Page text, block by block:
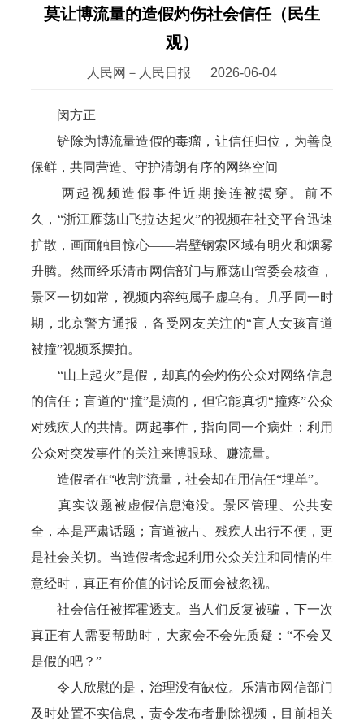
莫让博流量的造假灼伤社会信任（民生
观）
人民网－人民日报 2026-06-04
闵方正
铲除为博流量造假的毒瘤，让信任归位，为善良
保鲜，共同营造、守护清朗有序的网络空间
两起视频造假事件近期接连被揭穿。前不
久，“浙江雁荡山飞拉达起火”的视频在社交平台迅速
扩散，画面触目惊心——岩壁钢索区域有明火和烟雾
升腾。然而经乐清市网信部门与雁荡山管委会核查，
景区一切如常，视频内容纯属子虚乌有。几乎同一时
期，北京警方通报，备受网友关注的“盲人女孩盲道
被撞”视频系摆拍。
“山上起火”是假，却真的会灼伤公众对网络信息
的信任；盲道的“撞”是演的，但它能真切“撞疼”公众
对残疾人的共情。两起事件，指向同一个病灶：利用
公众对突发事件的关注来博眼球、赚流量。
造假者在“收割”流量，社会却在用信任“埋单”。
真实议题被虚假信息淹没。景区管理、公共安
全，本是严肃话题；盲道被占、残疾人出行不便，更
是社会关切。当造假者念起利用公众关注和同情的生
意经时，真正有价值的讨论反而会被忽视。
社会信任被挥霍透支。当人们反复被骗，下一次
真正有人需要帮助时，大家会不会先质疑：“不会又
是假的吧？”
令人欣慰的是，治理没有缺位。乐清市网信部门
及时处置不实信息，责令发布者删除视频，目前相关